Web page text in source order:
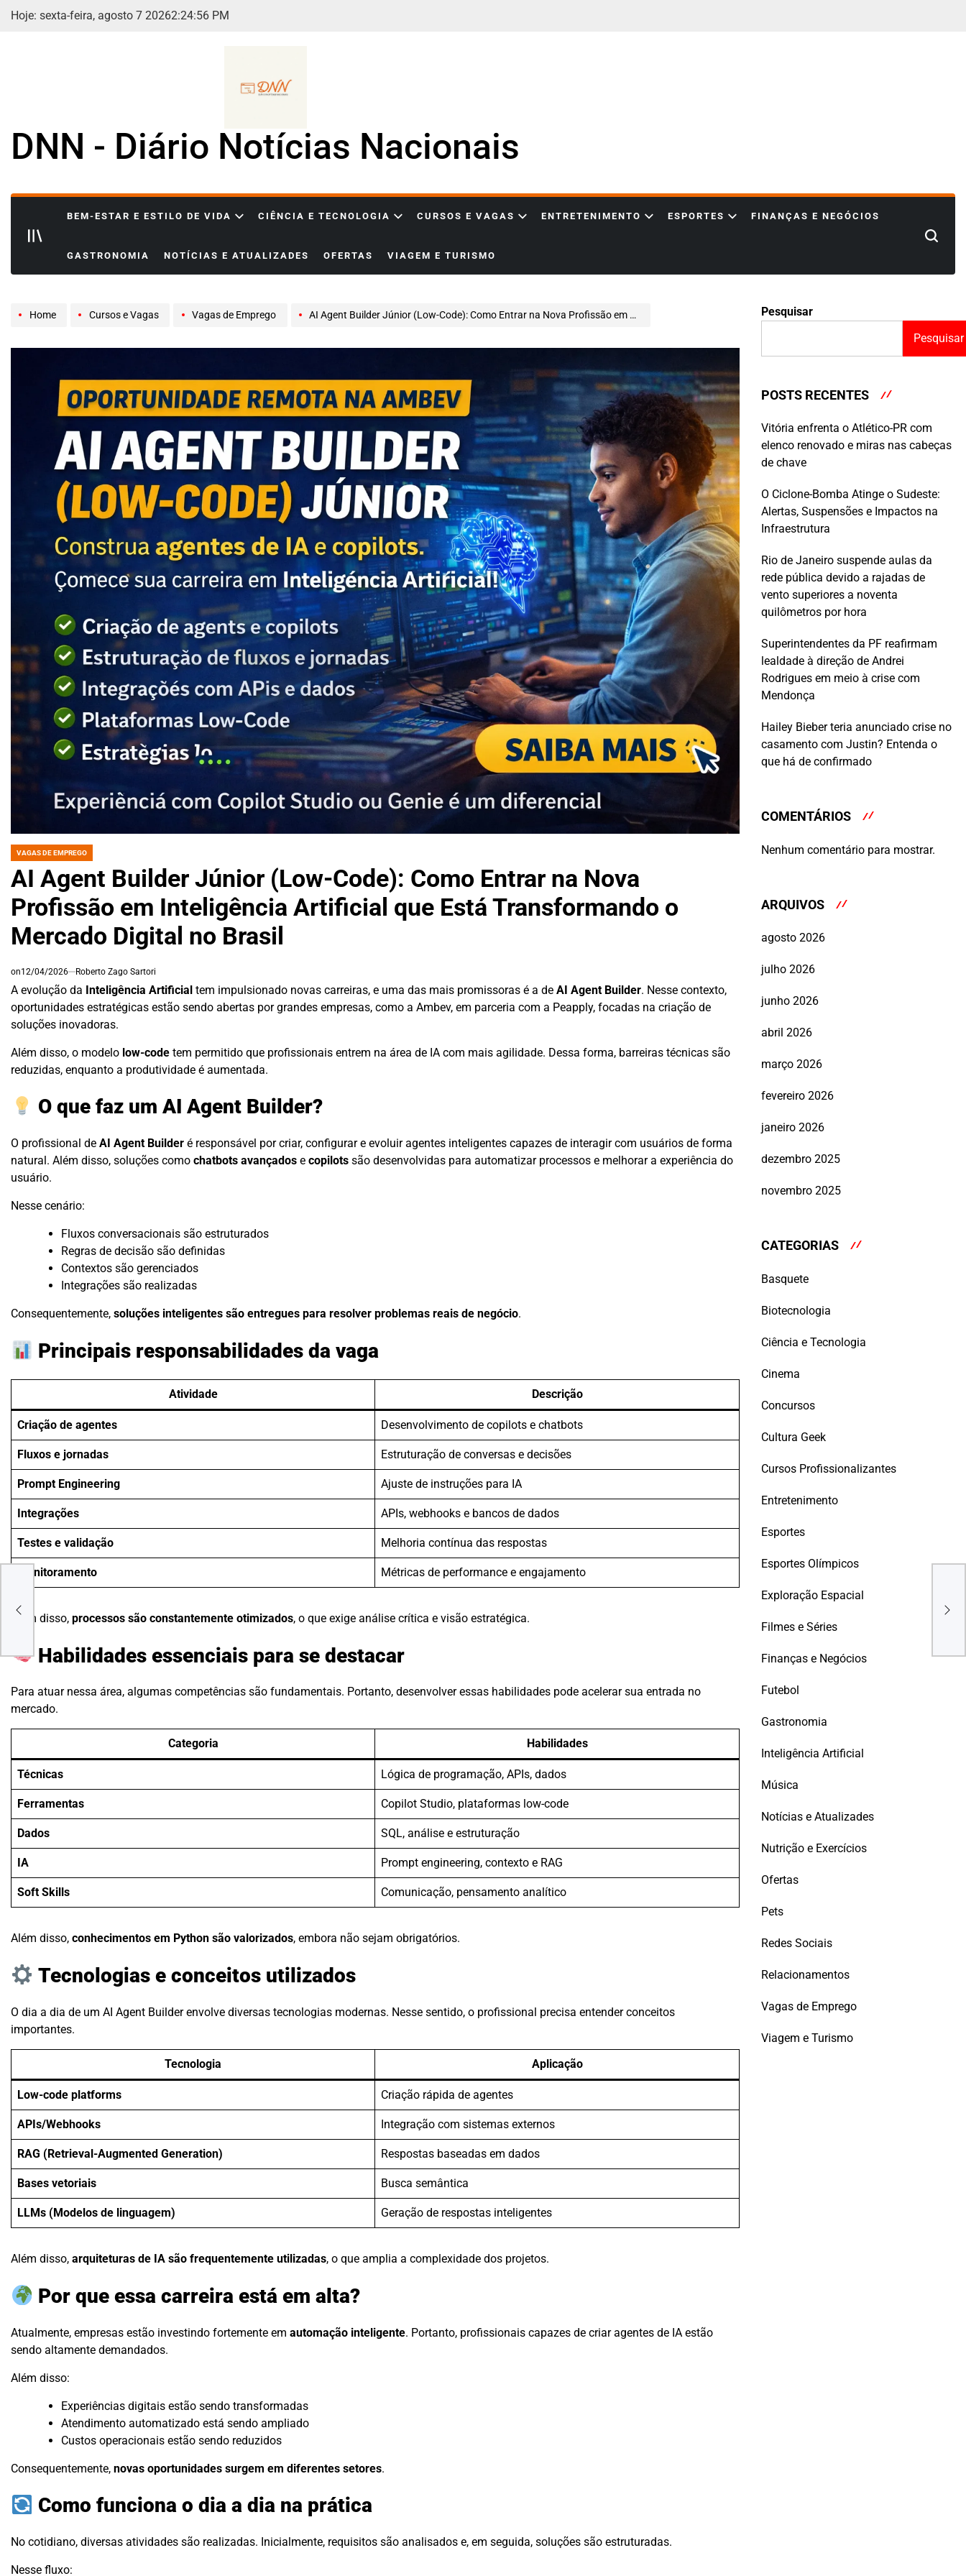
Skip
Hoje: sexta-feira, agosto 7 20262:24:58 PM
DNN - Diário Notícias Nacionais
BEM-ESTAR E ESTILO DE VIDA CIÊNCIA E TECNOLOGIA CURSOS E VAGAS ENTRETENIMENTO ESPORTES FINANÇAS E NEGÓCIOS
GASTRONOMIA NOTÍCIAS E ATUALIZADES OFERTAS VIAGEM E TURISMO
Search
Home Cursos e Vagas Vagas de Emprego AI Agent Builder Júnior (Low-Code): Como Entrar na Nova Profissão em Inteligência Artificial que Está Transformando o Mercado Digital no Brasil
POSTED
VAGAS DE EMPREGO
AI Agent Builder Júnior (Low-Code): Como Entrar na Nova
Profissão em Inteligência Artificial que Está Transformando o
Mercado Digital no Brasil
on12/04/2026 Roberto Zago Sartori
A evolução da Inteligência Artificial tem impulsionado novas carreiras, e uma das mais promissoras é a de AI Agent Builder. Nesse contexto,
oportunidades estratégicas estão sendo abertas por grandes empresas, como a Ambev, em parceria com a Peapply, focadas na criação de
soluções inovadoras.
Além disso, o modelo low-code tem permitido que profissionais entrem na área de IA com mais agilidade. Dessa forma, barreiras técnicas são
reduzidas, enquanto a produtividade é aumentada.
O que faz um AI Agent Builder?
O profissional de AI Agent Builder é responsável por criar, configurar e evoluir agentes inteligentes capazes de interagir com usuários de forma
natural. Além disso, soluções como chatbots avançados e copilots são desenvolvidas para automatizar processos e melhorar a experiência do
usuário.
Nesse cenário:
Fluxos conversacionais são estruturados
Regras de decisão são definidas
Contextos são gerenciados
Integrações são realizadas
Consequentemente, soluções inteligentes são entregues para resolver problemas reais de negócio.
Principais responsabilidades da vaga
Atividade Descrição
Criação de agentes Desenvolvimento de copilots e chatbots
Fluxos e jornadas Estruturação de conversas e decisões
Prompt Engineering Ajuste de instruções para IA
Integrações APIs, webhooks e bancos de dados
Testes e validação Melhoria contínua das respostas
Monitoramento Métricas de performance e engajamento
Além disso, processos são constantemente otimizados, o que exige análise crítica e visão estratégica.
Habilidades essenciais para se destacar
Para atuar nessa área, algumas competências são fundamentais. Portanto, desenvolver essas habilidades pode acelerar sua entrada no
mercado.
Categoria Habilidades
Técnicas Lógica de programação, APIs, dados
Ferramentas Copilot Studio, plataformas low-code
Dados SQL, análise e estruturação
IA Prompt engineering, contexto e RAG
Soft Skills Comunicação, pensamento analítico
Além disso, conhecimentos em Python são valorizados, embora não sejam obrigatórios.
Tecnologias e conceitos utilizados
O dia a dia de um AI Agent Builder envolve diversas tecnologias modernas. Nesse sentido, o profissional precisa entender conceitos
importantes.
Tecnologia Aplicação
Low-code platforms Criação rápida de agentes
APIs/Webhooks Integração com sistemas externos
RAG (Retrieval-Augmented Generation) Respostas baseadas em dados
Bases vetoriais Busca semântica
LLMs (Modelos de linguagem) Geração de respostas inteligentes
Além disso, arquiteturas de IA são frequentemente utilizadas, o que amplia a complexidade dos projetos.
Por que essa carreira está em alta?
Atualmente, empresas estão investindo fortemente em automação inteligente. Portanto, profissionais capazes de criar agentes de IA estão
sendo altamente demandados.
Além disso:
Experiências digitais estão sendo transformadas
Atendimento automatizado está sendo ampliado
Custos operacionais estão sendo reduzidos
Consequentemente, novas oportunidades surgem em diferentes setores.
Como funciona o dia a dia na prática
No cotidiano, diversas atividades são realizadas. Inicialmente, requisitos são analisados e, em seguida, soluções são estruturadas.
Nesse fluxo:
Pesquisar
Pesquisar
POSTS RECENTES
Vitória enfrenta o Atlético-PR com
elenco renovado e miras nas cabeças
de chave
O Ciclone-Bomba Atinge o Sudeste:
Alertas, Suspensões e Impactos na
Infraestrutura
Rio de Janeiro suspende aulas da
rede pública devido a rajadas de
vento superiores a noventa
quilômetros por hora
Superintendentes da PF reafirmam
lealdade à direção de Andrei
Rodrigues em meio à crise com
Mendonça
Hailey Bieber teria anunciado crise no
casamento com Justin? Entenda o
que há de confirmado
COMENTÁRIOS
Nenhum comentário para mostrar.
ARQUIVOS
agosto 2026
julho 2026
junho 2026
abril 2026
março 2026
fevereiro 2026
janeiro 2026
dezembro 2025
novembro 2025
CATEGORIAS
Basquete
Biotecnologia
Ciência e Tecnologia
Cinema
Concursos
Cultura Geek
Cursos Profissionalizantes
Entretenimento
Esportes
Esportes Olímpicos
Exploração Espacial
Filmes e Séries
Finanças e Negócios
Futebol
Gastronomia
Inteligência Artificial
Música
Notícias e Atualizades
Nutrição e Exercícios
Ofertas
Pets
Redes Sociais
Relacionamentos
Vagas de Emprego
Viagem e Turismo